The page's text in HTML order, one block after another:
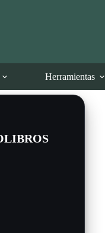
Herramientas